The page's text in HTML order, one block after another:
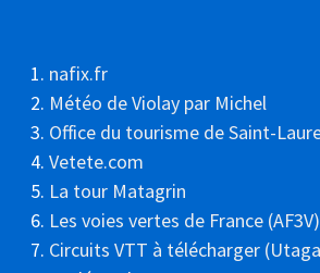
nafix.fr
Météo de Violay par Michel
Office du tourisme de Saint-
Vetete.com
La tour Matagrin
Les voies vertes de France (AF3V)
Circuits VTT à télécharger